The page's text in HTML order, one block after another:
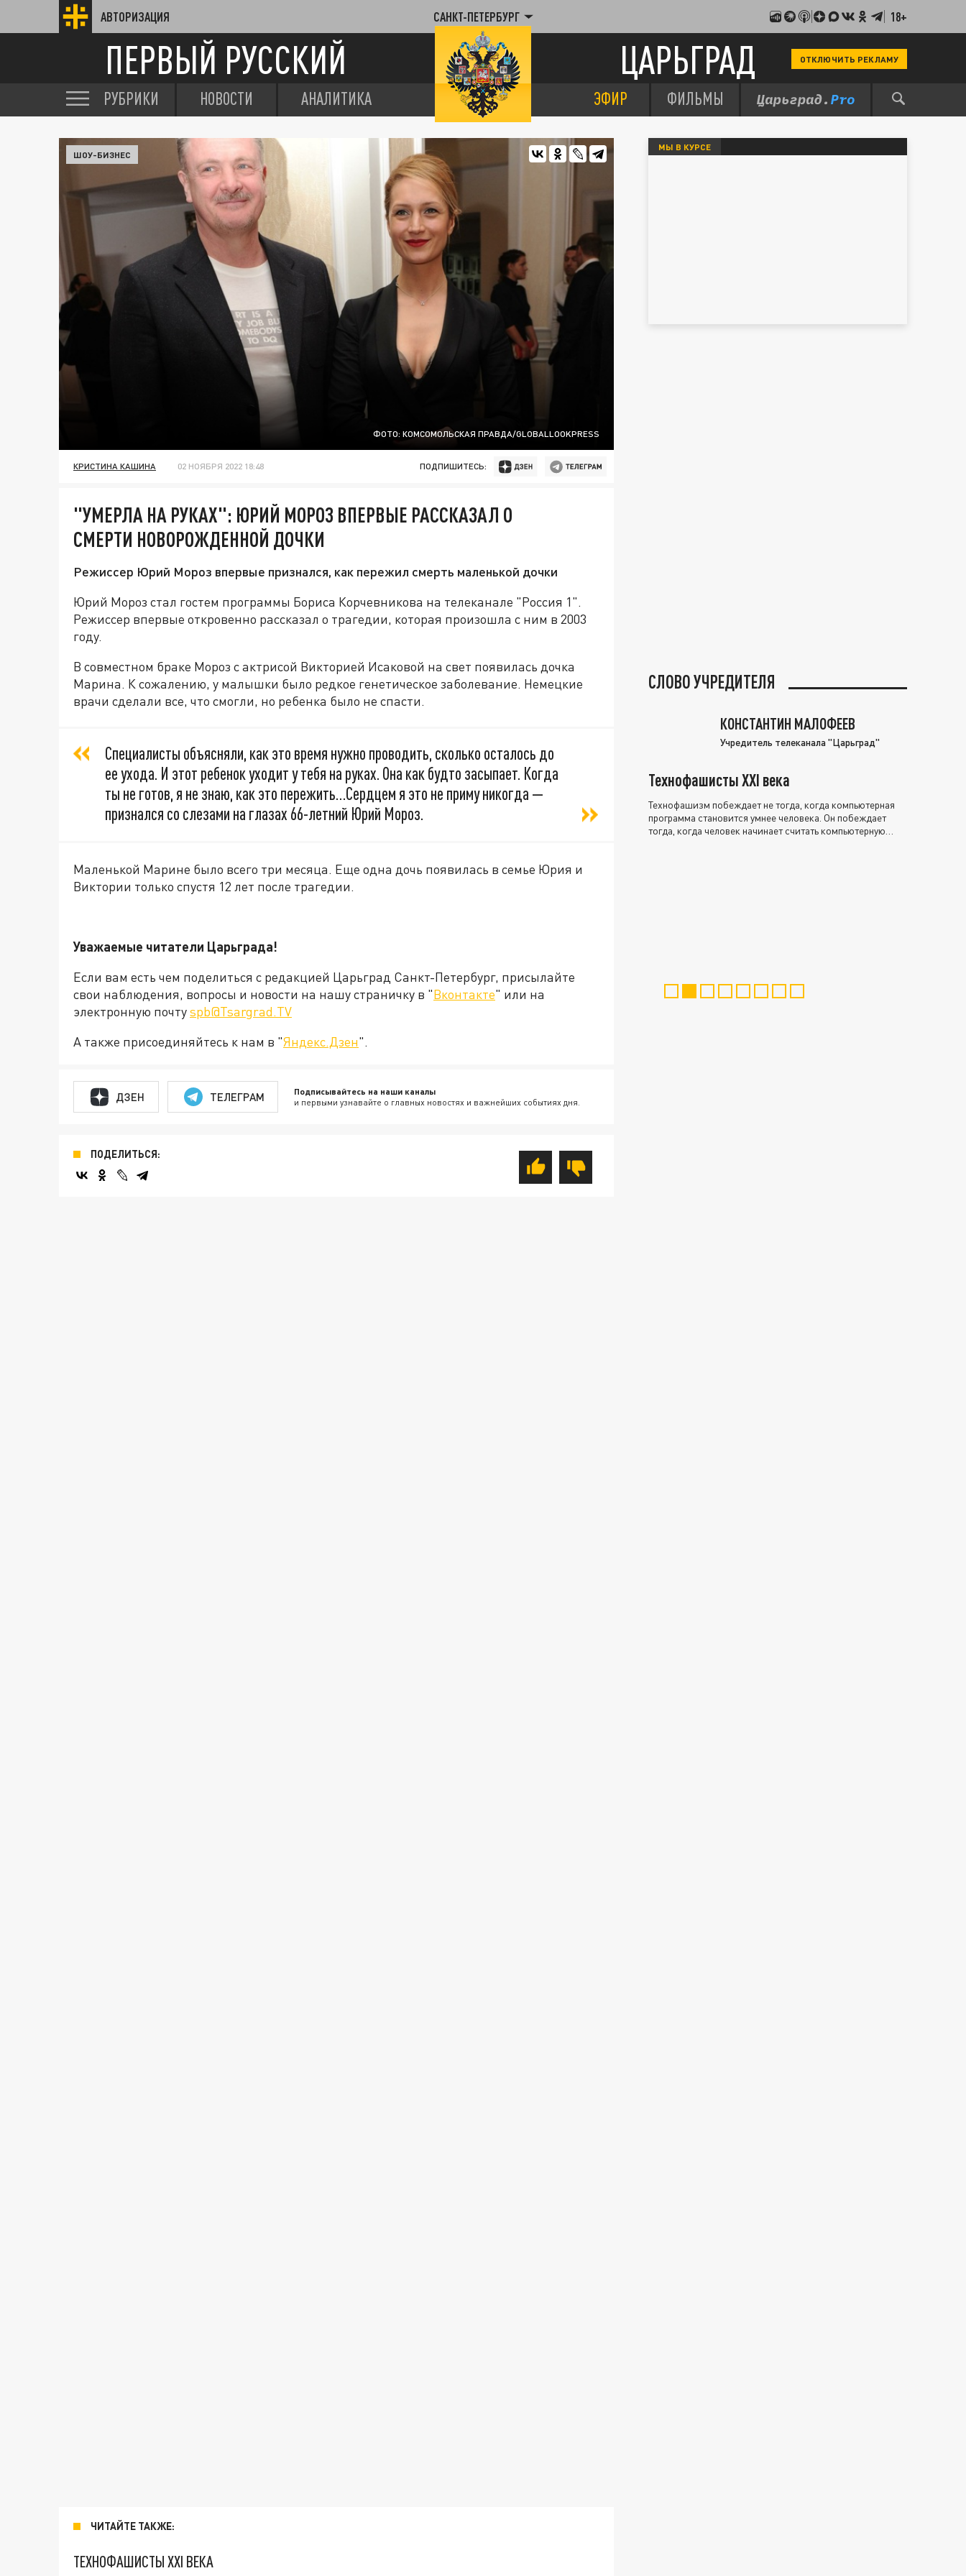
АВТОРИЗАЦИЯ САНКТ-ПЕТЕРБУРГ 18+
ПЕРВЫЙ РУССКИЙ ЦАРЬГРАД ОТКЛЮЧИТЬ РЕКЛАМУ
РУБРИКИ НОВОСТИ АНАЛИТИКА ЭФИР ФИЛЬМЫ
ФОТО: КОМСОМОЛЬСКАЯ ПРАВДА/GLOBALLOOKPRESS
ШОУ-БИЗНЕС
КРИСТИНА КАШИНА 02 НОЯБРЯ 2022 18:48 ПОДПИШИТЕСЬ:
"УМЕРЛА НА РУКАХ": ЮРИЙ МОРОЗ ВПЕРВЫЕ РАССКАЗАЛ О
СМЕРТИ НОВОРОЖДЕННОЙ ДОЧКИ
Режиссер Юрий Мороз впервые признался, как пережил смерть маленькой дочки
Юрий Мороз стал гостем программы Бориса Корчевникова на телеканале "Россия 1".
Режиссер впервые откровенно рассказал о трагедии, которая произошла с ним в 2003
году.
В совместном браке Мороз с актрисой Викторией Исаковой на свет появилась дочка
Марина. К сожалению, у малышки было редкое генетическое заболевание. Немецкие
врачи сделали все, что смогли, но ребенка было не спасти.
Специалисты объясняли, как это время нужно проводить, сколько осталось до
ее ухода. И этот ребенок уходит у тебя на руках. Она как будто засыпает. Когда
ты не готов, я не знаю, как это пережить…Сердцем я это не приму никогда —
признался со слезами на глазах 66-летний Юрий Мороз.
Маленькой Марине было всего три месяца. Еще одна дочь появилась в семье Юрия и
Виктории только спустя 12 лет после трагедии.
Уважаемые читатели Царьграда!
Если вам есть чем поделиться с редакцией Царьград Санкт-Петербург, присылайте
свои наблюдения, вопросы и новости на нашу страничку в "Вконтакте" или на
электронную почтуspb@Tsargrad.TV
А также присоединяйтесь к нам в "Яндекс.Дзен".
ДЗЕН ТЕЛЕГРАМ Подписывайтесь на наши каналы
и первыми узнавайте о главных новостях и важнейших событиях дня.
ПОДЕЛИТЬСЯ:
ЧИТАЙТЕ ТАКЖЕ:
ТЕХНОФАШИСТЫ XXI ВЕКА
МЫ В КУРСЕ
СЛОВО УЧРЕДИТЕЛЯ
КОНСТАНТИН МАЛОФЕЕВ
Учредитель телеканала "Царьград"
Технофашисты XXI века
Технофашизм побеждает не тогда, когда компьютерная
программа становится умнее человека. Он побеждает
тогда, когда человек начинает считать компьютерную